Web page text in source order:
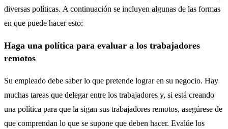
diversas políticas. A continuación se incluyen algunas de las formas
en que puede hacer esto:
Haga una política para evaluar a los trabajadores
remotos
Su empleado debe saber lo que pretende lograr en su negocio. Hay
muchas tareas que delegar entre los trabajadores y, si está creando
una política para que la sigan sus trabajadores remotos, asegúrese de
que comprendan lo que se supone que deben hacer. Evalúe los